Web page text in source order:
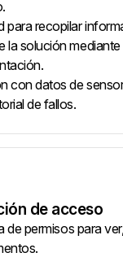
para recopilar
la solución
con datos de
de fallos.
de acceso
de permisos para